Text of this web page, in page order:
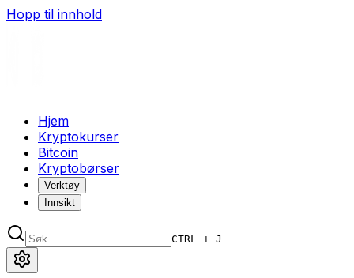
Hopp til innhold
Hjem
Kryptokurser
Bitcoin
Kryptobørser
Verktøy
Innsikt
CTRL + J